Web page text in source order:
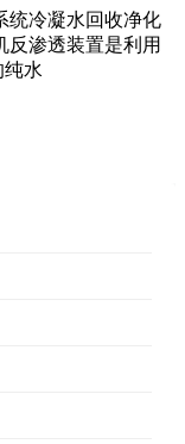
统冷凝水回收净化
反渗透装置是利用
水